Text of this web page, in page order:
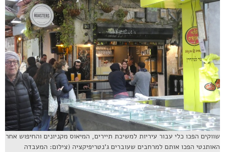
שווקים הפכו כלי עבור עיריות למשיכת תיירים, המיאוס מקניונים והחיפוש אחר
האותנטי הפכו אותם למרחבים שעוברים ג’נטריפיקציה (צילום: המעבדה